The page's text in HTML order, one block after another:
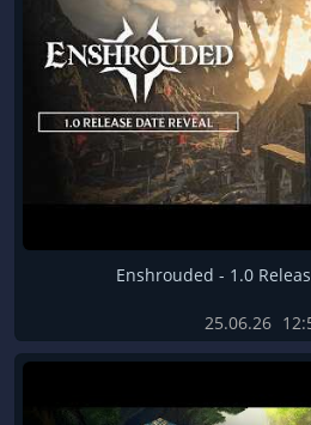
Enshrouded - 1.0
25.06.26